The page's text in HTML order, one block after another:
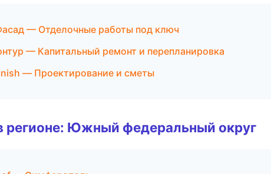
— Отделочные работы под ключ
— Капитальный ремонт и перепланировка
— Проектирование и сметы
регионе: Южный федеральный округ